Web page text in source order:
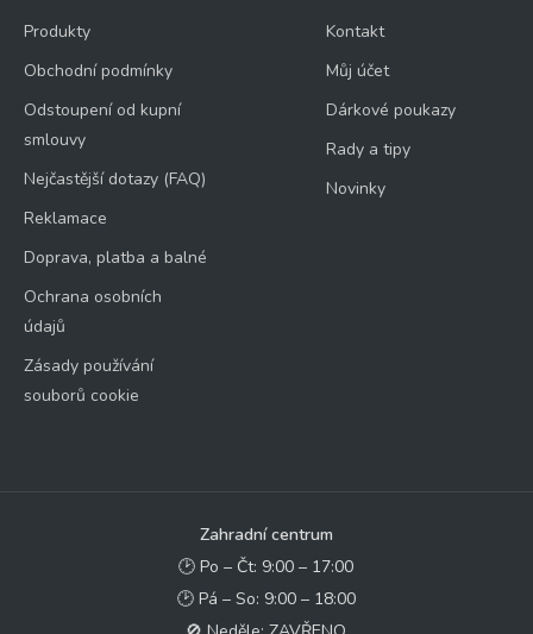
Produkty
Obchodní podmínky
Odstoupení od kupní
smlouvy
Nejčastější dotazy (FAQ)
Reklamace
Doprava, platba a balné
Ochrana osobních
údajů
Zásady používání
souborů cookie
Kontakt
Můj účet
Dárkové poukazy
Rady a tipy
Novinky
Zahradní centrum
🕑 Po – Čt: 9:00 – 17:00
🕑 Pá – So: 9:00 – 18:00